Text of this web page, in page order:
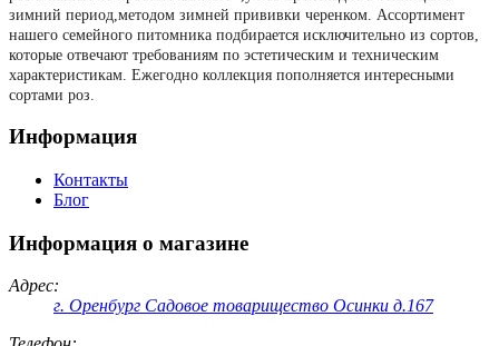
зимний период,методом зимней прививки черенком. Ассортимент
нашего семейного питомника подбирается исключительно из сортов,
которые отвечают требованиям по эстетическим и техническим
характеристикам. Ежегодно коллекция пополняется интересными
сортами роз.
Информация
Контакты
Блог
Информация о магазине
Адрес:
г. Оренбург Садовое товарищество Осинки д.167